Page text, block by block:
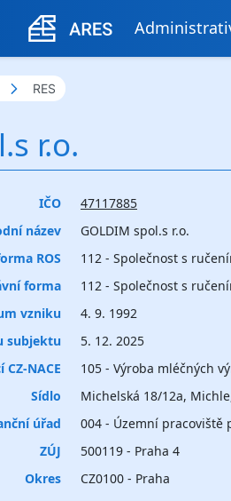
RES
r.o.
IČO
47117885
název
GOLDIM spol.s r.o.
ROS
112 - Společnost s
forma
112 - Společnost s
vzniku
4. 9. 1992
subjektu
5. 12. 2025
CZ-NACE
105 - Výroba mléčných
Sídlo
Michelská 18/12a,
úřad
004 - Územní pracoviště
ZÚJ
500119 - Praha 4
Okres
CZ0100 - Praha